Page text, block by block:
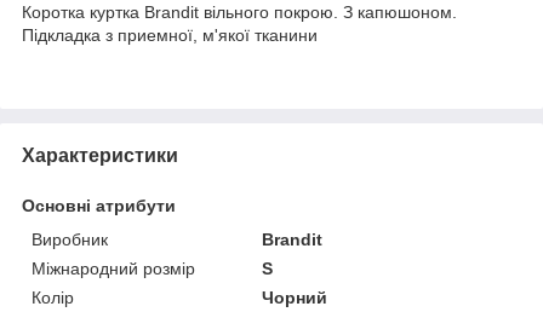
Коротка куртка Brandit вільного покрою. З капюшоном.
Підкладка з приемної, м'якої тканини
Характеристики
Основні атрибути
Виробник
Brandit
Міжнародний розмір
S
Колір
Чорний